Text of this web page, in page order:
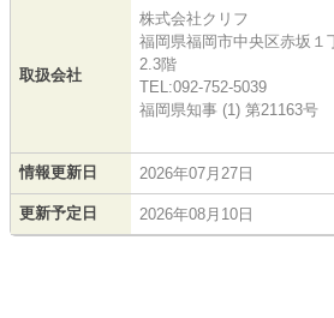
取扱会社
株式会社クリフ
福岡県福岡市中央区赤坂１
2.3階
TEL:092-752-5039
福岡県知事 (1) 第21163号
情報更新日 2026年07月27日
更新予定日 2026年08月10日